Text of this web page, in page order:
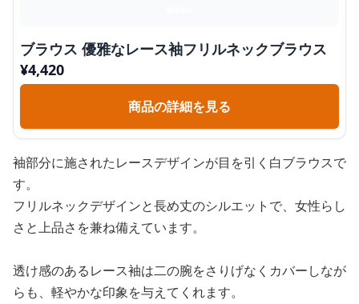
ブラウス 優雅なレース袖フリルネックブラウス
¥4,420
商品の詳細を見る
袖部分に施されたレースデザインが目を引く白ブラウスで
す。
フリルネックデザインと長め丈のシルエットで、女性らし
さと上品さを兼ね備えています。
透け感のあるレース袖は二の腕をさりげなくカバーしなが
らも、軽やかな印象を与えてくれます。